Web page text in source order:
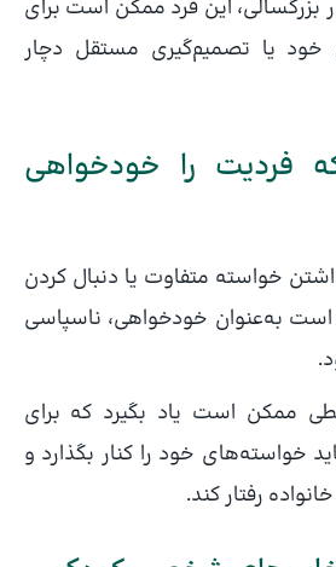
این فرد ممکن است برای
یا تصمیم‌گیری مستقل دچار
فردیت را خودخواهی
خواسته متفاوت یا دنبال کردن
به‌عنوان خودخواهی، ناسپاسی
ممکن است یاد بگیرد که برای
خواسته‌های خود را کنار بگذارد و
رفتار کند.